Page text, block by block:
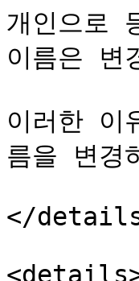
개인으로
이름은 변
이러한 이
름을 변경
</